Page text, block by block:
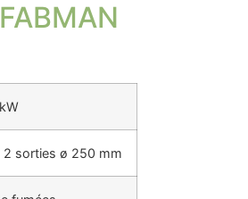
sorties ø 250 mm